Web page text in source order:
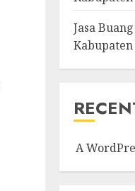
Jasa
Kabupaten
A